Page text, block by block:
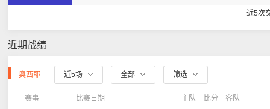
近5次
近期战绩
奥西耶 近5场 全部 筛选
赛事 比赛日期 主队 比分 客队